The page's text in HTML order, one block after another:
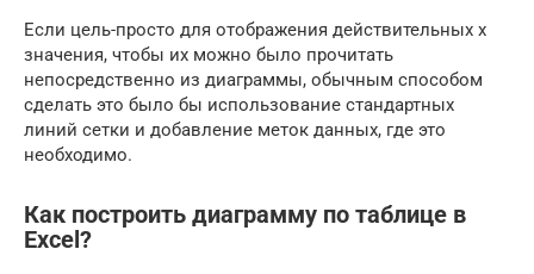
Если цель-просто для отображения действительных х
значения, чтобы их можно было прочитать
непосредственно из диаграммы, обычным способом
сделать это было бы использование стандартных
линий сетки и добавление меток данных, где это
необходимо.
Как построить диаграмму по таблице в
Excel?